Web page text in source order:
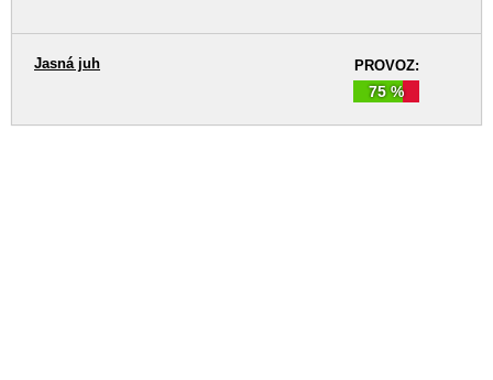
PROVOZ:
75 %
Jasná juh